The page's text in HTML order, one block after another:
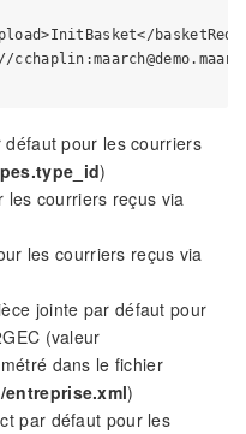
pour les courriers
)
courriers reçus via
les courriers reçus via
jointe par défaut pour
(valeur
dans le fichier
entreprise.xml)
par défaut pour les